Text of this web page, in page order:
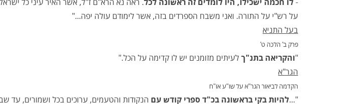
על רש"י על התורה. ואני משבח הספרדים בזה, אשר לימודם עולה יפה..."
בעל התניא
פרק ב′ הלכה ט′
"והקריאה בתנ"ךלעיתים מזומנים יש לו קדימה על הכל."
הגר"א
הקדמה לביאור הגר"א על שו"ע או"ח
"...להיות בקי בראשונה בכ"ד ספרי קודש עם הנקודות והטעמים, ערוכים בכל ושמורים, עד